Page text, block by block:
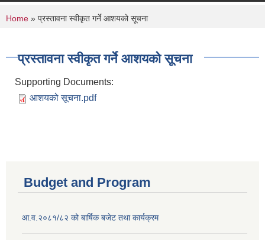
You are here
Home » प्रस्तावना स्वीकृत गर्ने आशयको सूचना
प्रस्तावना स्वीकृत गर्ने आशयको सूचना
Supporting Documents:
आशयको सूचना.pdf
Budget and Program
आ.व.२०८१/८२ को बार्षिक बजेट तथा कार्यक्रम